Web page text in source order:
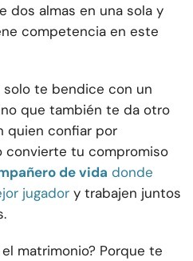
dos almas en una sola y
competencia en este
solo te bendice con un
que también te da otro
quien confiar por
convierte tu compromiso
de vida donde
jugador y trabajen juntos
matrimonio? Porque te